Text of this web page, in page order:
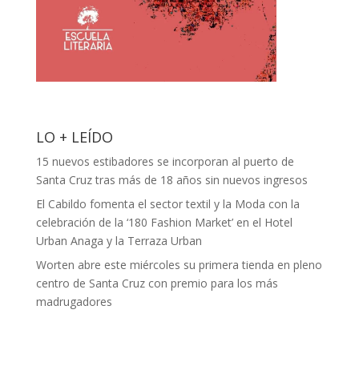
LO + LEÍDO
15 nuevos estibadores se incorporan al puerto de
Santa Cruz tras más de 18 años sin nuevos ingresos
El Cabildo fomenta el sector textil y la Moda con la
celebración de la ‘180 Fashion Market’ en el Hotel
Urban Anaga y la Terraza Urban
Worten abre este miércoles su primera tienda en pleno
centro de Santa Cruz con premio para los más
madrugadores